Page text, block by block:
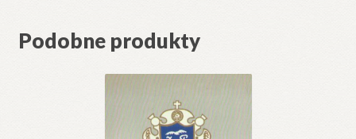
Podobne produkty